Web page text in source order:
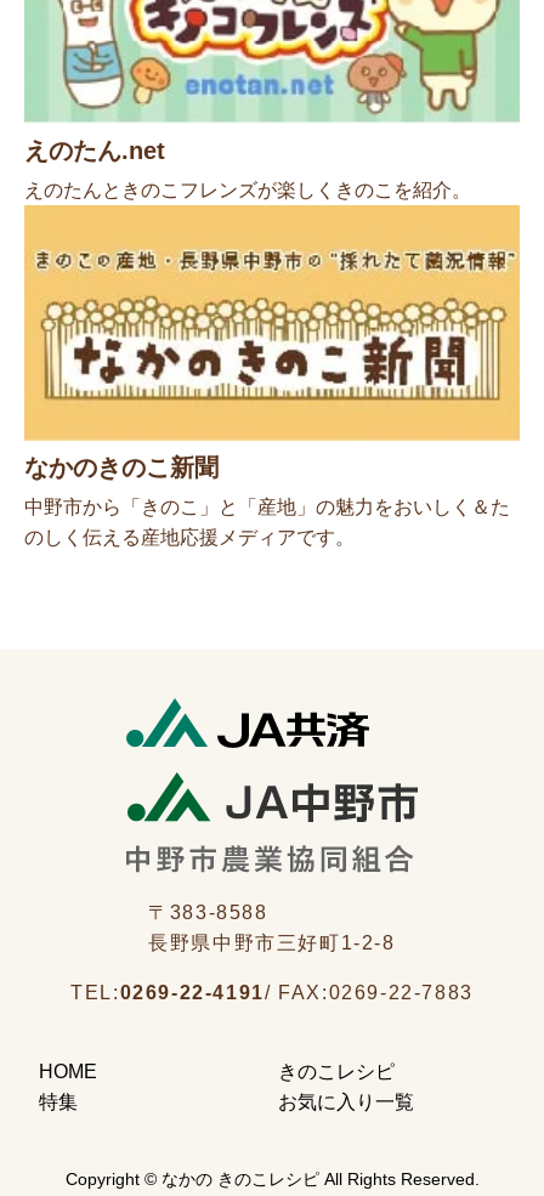
えのたん.net
えのたんときのこフレンズが楽しくきのこを紹介。
なかのきのこ新聞
中野市から「きのこ」と「産地」の魅力をおいしく＆た
のしく伝える産地応援メディアです。
〒383-8588
長野県中野市三好町1-2-8
TEL:0269-22-4191/ FAX:0269-22-7883
HOME
きのこレシピ
特集
お気に入り一覧
Copyright © なかの きのこレシピ All Rights Reserved.